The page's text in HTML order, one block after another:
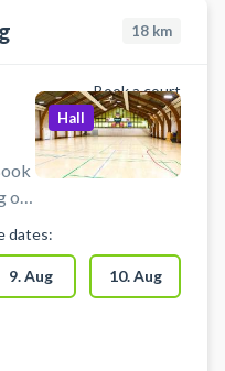
18 km
Book a court
og
Hall
dates:
9. Aug 10. Aug